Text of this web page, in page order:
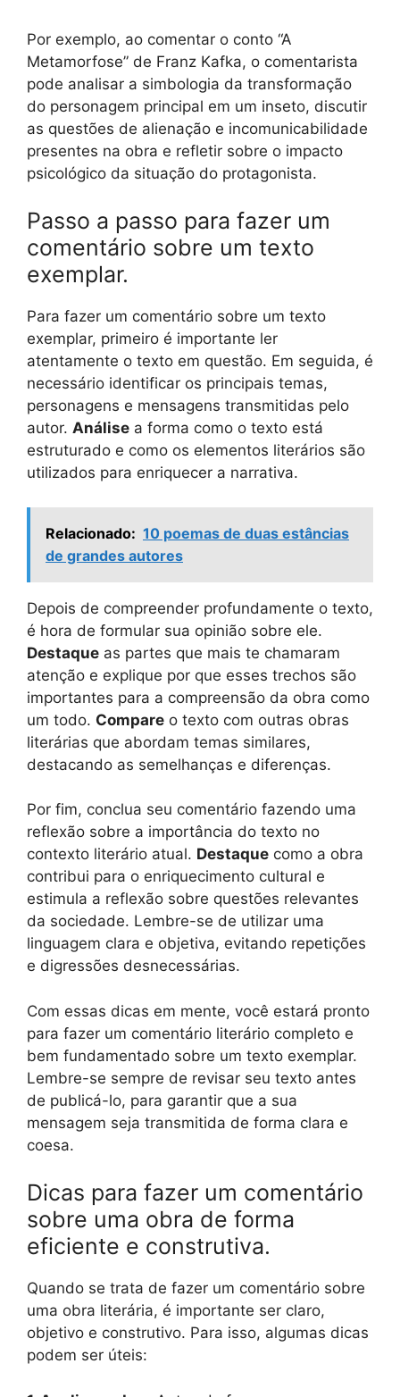
Por exemplo, ao comentar o conto “A
Metamorfose” de Franz Kafka, o comentarista
pode analisar a simbologia da transformação
do personagem principal em um inseto, discutir
as questões de alienação e incomunicabilidade
presentes na obra e refletir sobre o impacto
psicológico da situação do protagonista.
Passo a passo para fazer um
comentário sobre um texto
exemplar.
Para fazer um comentário sobre um texto
exemplar, primeiro é importante ler
atentamente o texto em questão. Em seguida, é
necessário identificar os principais temas,
personagens e mensagens transmitidas pelo
autor. Análise a forma como o texto está
estruturado e como os elementos literários são
utilizados para enriquecer a narrativa.
Relacionado: 10 poemas de duas estâncias
de grandes autores
Depois de compreender profundamente o texto,
é hora de formular sua opinião sobre ele.
Destaque as partes que mais te chamaram
atenção e explique por que esses trechos são
importantes para a compreensão da obra como
um todo. Compare o texto com outras obras
literárias que abordam temas similares,
destacando as semelhanças e diferenças.
Por fim, conclua seu comentário fazendo uma
reflexão sobre a importância do texto no
contexto literário atual. Destaque como a obra
contribui para o enriquecimento cultural e
estimula a reflexão sobre questões relevantes
da sociedade. Lembre-se de utilizar uma
linguagem clara e objetiva, evitando repetições
e digressões desnecessárias.
Com essas dicas em mente, você estará pronto
para fazer um comentário literário completo e
bem fundamentado sobre um texto exemplar.
Lembre-se sempre de revisar seu texto antes
de publicá-lo, para garantir que a sua
mensagem seja transmitida de forma clara e
coesa.
Dicas para fazer um comentário
sobre uma obra de forma
eficiente e construtiva.
Quando se trata de fazer um comentário sobre
uma obra literária, é importante ser claro,
objetivo e construtivo. Para isso, algumas dicas
podem ser úteis: